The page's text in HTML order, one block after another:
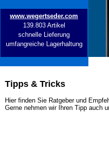
www.wegertseder.com
139.803 Artikel
schnelle Lieferung
umfangreiche Lagerhaltung
Tipps & Tricks
Hier finden Sie Ratgeber und
Gerne nehmen wir Ihren Tipp auch